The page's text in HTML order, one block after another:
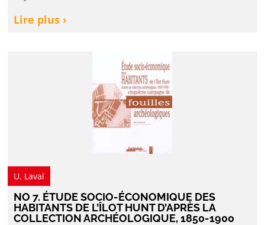
Lire plus ›
U. Laval
NO 7. ÉTUDE SOCIO-ÉCONOMIQUE DES
HABITANTS DE L’ÎLOT HUNT D’APRÈS LA
COLLECTION ARCHÉOLOGIQUE, 1850-1900